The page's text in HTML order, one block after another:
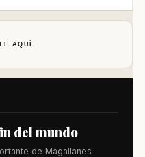
AQUÍ
del mundo
de Magallanes